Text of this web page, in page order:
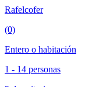
Rafelcofer
(0)
Entero o habitación
1 - 14 personas